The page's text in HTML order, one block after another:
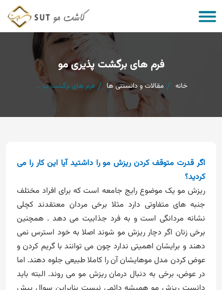
فرم های برگشت پذیری مو
خانه مقالات و دانستنی ها فرم های برگشت پ ...
اگر قدرت متوقف کردن ریزش مو را داشتید آیا این کار را می
کردید؟
ریزش مو یک موضوع رایج جامعه است که برای افراد مختلف
جنبه های متفاوتی دارد مثلا برخی مردان معتقدند کچلی
نشانه مردانگی است و به فرد جذابیت می دهد . همچنین
برخی زنان اگر دچار ریزش مو شوند اصلا به خود استرس نمی
دهند و برایشان اهمیتی ندارد چون می توانند با گریم کردن و
عوض کردن مدل موهایشان آن را کاملا طبیعی جلوه دهند. اما
در عوض، برخی به دنبال درمان ریزش مو می روند. البته باید